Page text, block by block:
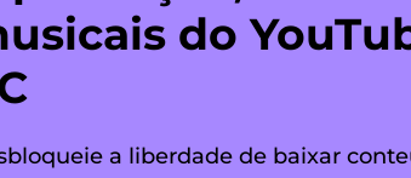
do
a liberdade de baixar